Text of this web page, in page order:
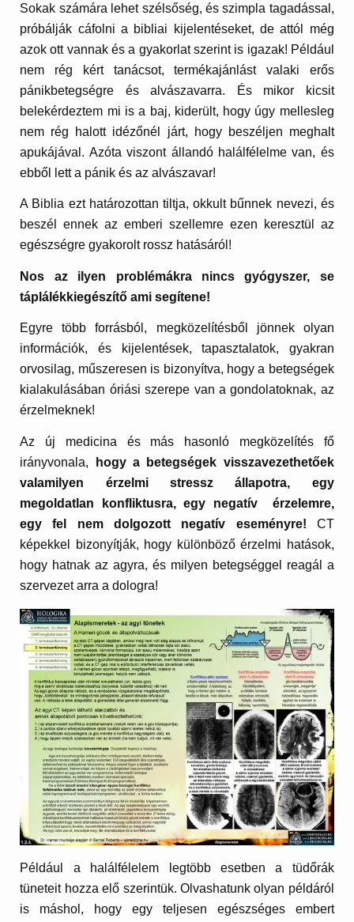
Sokak számára lehet szélsőség, és szimpla tagadással,
próbálják cáfolni a bibliai kijelentéseket, de attól még
azok ott vannak és a gyakorlat szerint is igazak! Például
nem rég kért tanácsot, termékajánlást valaki erős
pánikbetegségre és alvászavarra. És mikor kicsit
belekérdeztem mi is a baj, kiderült, hogy úgy mellesleg
nem rég halott idézőnél járt, hogy beszéljen meghalt
apukájával. Azóta viszont állandó halálfélelme van, és
ebből lett a pánik és az alvászavar!
A Biblia ezt határozottan tiltja, okkult bűnnek nevezi, és
beszél ennek az emberi szellemre ezen keresztül az
egészségre gyakorolt rossz hatásáról!
Nos az ilyen problémákra nincs gyógyszer, se
táplálékkiegészítő ami segítene!
Egyre több forrásból, megközelítésből jönnek olyan
információk, és kijelentések, tapasztalatok, gyakran
orvosilag, műszeresen is bizonyítva, hogy a betegségek
kialakulásában óriási szerepe van a gondolatoknak, az
érzelmeknek!
Az új medicina és más hasonló megközelítés fő
irányvonala,
hogy a betegségek visszavezethetőek
valamilyen érzelmi stressz állapotra, egy
megoldatlan konfliktusra, egy negatív érzelemre,
egy fel nem dolgozott negatív eseményre! CT
képekkel bizonyítják, hogy különböző érzelmi hatások,
hogy hatnak az agyra, és milyen betegséggel reagál a
szervezet arra a dologra!
Például a halálfélelem legtöbb esetben a tüdőrák
tüneteit hozza elő szerintük. Olvashatunk olyan példáról
is máshol, hogy egy teljesen egészséges embert